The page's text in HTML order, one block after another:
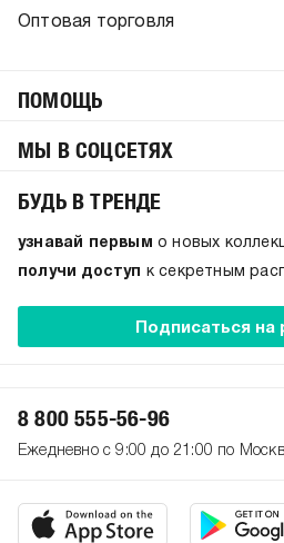
Оптовая торговля
ПОМОЩЬ
МЫ В СОЦСЕТЯХ
БУДЬ В ТРЕНДЕ
узнавай первым о новых
получи доступ к секретным
Подписаться на
8 800 555-56-96
Ежедневно с 9:00 до 21:00 по